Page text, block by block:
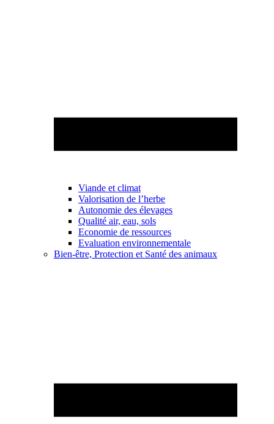
Viande et climat
Valorisation de l’herbe
Autonomie des élevages
Qualité air, eau, sols
Economie de ressources
Evaluation environnementale
Bien-être, Protection et Santé des animaux